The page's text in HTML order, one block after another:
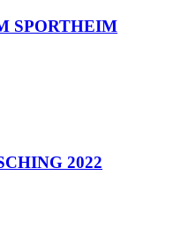
SPORTHEIM
2022